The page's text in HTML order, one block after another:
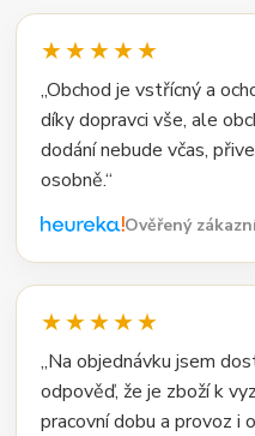
★★★★★
„Obchod je vstřícný a
díky dopravci vše, ale
dodání nebude včas,
osobně.“
Ověřený
★★★★★
„Na objednávku jsem
odpověď, že je zboží k
pracovní dobu a provoz i